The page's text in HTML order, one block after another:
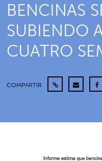
BENCINAS
SUBIENDO
CUATRO
COMPARTIR